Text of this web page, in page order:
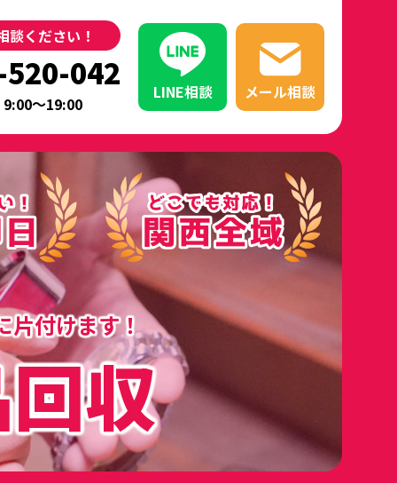
談ください！
042
9:00～19:00
LINE相談 メール相談
片付けます！
収